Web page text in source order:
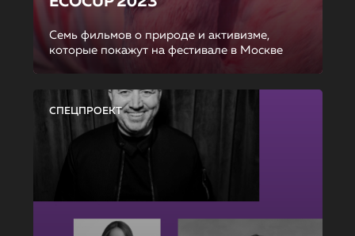
Семь фильмов о природе и активизме,
которые покажут на фестивале в Москве
СПЕЦПРОЕКТ